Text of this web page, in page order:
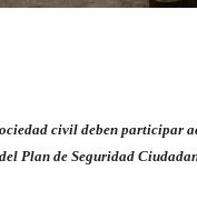
civil deben participar
Plan de Seguridad